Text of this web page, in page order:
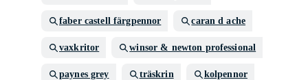
faber castell färgpennor caran d ache
vaxkritor winsor & newton professional
paynes grey träskrin kolpennor